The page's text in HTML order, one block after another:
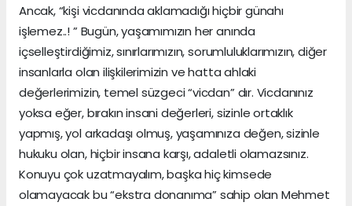
Ancak, “kişi vicdanında aklamadığı hiçbir günahı
işlemez..! ” Bugün, yaşamımızın her anında
içselleştirdiğimiz, sınırlarımızın, sorumluluklarımızın, diğer
insanlarla olan ilişkilerimizin ve hatta ahlaki
değerlerimizin, temel süzgeci “vicdan” dır. Vicdanınız
yoksa eğer, bırakın insani değerleri, sizinle ortaklık
yapmış, yol arkadaşı olmuş, yaşamınıza değen, sizinle
hukuku olan, hiçbir insana karşı, adaletli olamazsınız.
Konuyu çok uzatmayalım, başka hiç kimsede
olamayacak bu “ekstra donanıma” sahip olan Mehmet